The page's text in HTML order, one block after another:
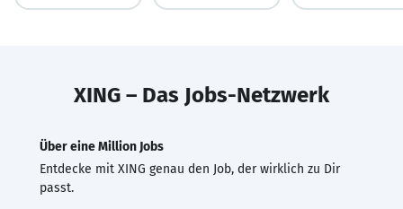
XING – Das Jobs-Netzwerk
Über eine Million Jobs
Entdecke mit XING genau den Job, der wirklich zu Dir
passt.